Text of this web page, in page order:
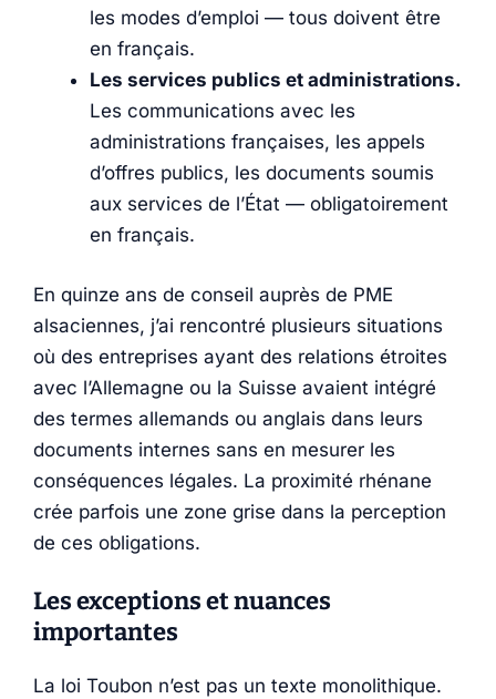
les modes d’emploi — tous doivent être
en français.
Les services publics et administrations.
Les communications avec les
administrations françaises, les appels
d’offres publics, les documents soumis
aux services de l’État — obligatoirement
en français.
En quinze ans de conseil auprès de PME
alsaciennes, j’ai rencontré plusieurs situations
où des entreprises ayant des relations étroites
avec l’Allemagne ou la Suisse avaient intégré
des termes allemands ou anglais dans leurs
documents internes sans en mesurer les
conséquences légales. La proximité rhénane
crée parfois une zone grise dans la perception
de ces obligations.
Les exceptions et nuances
importantes
La loi Toubon n’est pas un texte monolithique.